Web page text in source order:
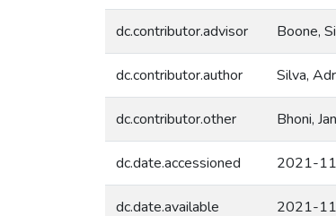
dc.contributor.advisor Boone,
dc.contributor.author Silva,
dc.contributor.other Bhoni,
dc.date.accessioned 2021-
dc.date.available 2021-